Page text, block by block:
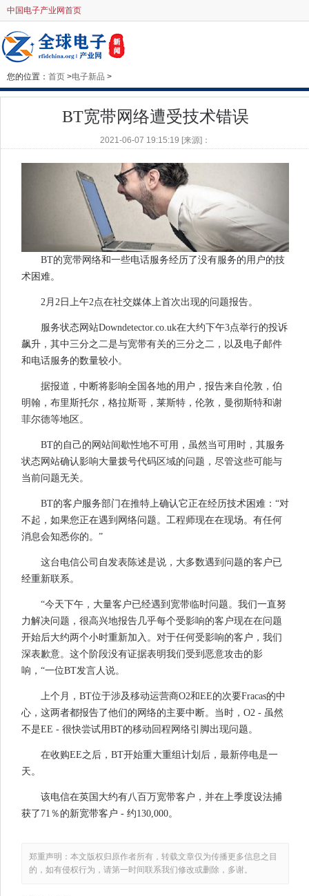
中国电子产业网首页
您的位置： 首页 >电子新品 >
BT宽带网络遭受技术错误
2021-06-07 19:15:19 [来源]：
BT的宽带网络和一些电话服务经历了没有服务的用户的技
术困难。
2月2日上午2点在社交媒体上首次出现的问题报告。
服务状态网站Downdetector.co.uk在大约下午3点举行的投诉
飙升，其中三分之二是与宽带有关的三分之二，以及电子邮件
和电话服务的数量较小。
据报道，中断将影响全国各地的用户，报告来自伦敦，伯
明翰，布里斯托尔，格拉斯哥，莱斯特，伦敦，曼彻斯特和谢
菲尔德等地区。
BT的自己的网站间歇性地不可用，虽然当可用时，其服务
状态网站确认影响大量拨号代码区域的问题，尽管这些可能与
当前问题无关。
BT的客户服务部门在推特上确认它正在经历技术困难：“对
不起，如果您正在遇到网络问题。工程师现在在现场。有任何
消息会知悉你的。”
这台电信公司自发表陈述是说，大多数遇到问题的客户已
经重新联系。
“今天下午，大量客户已经遇到宽带临时问题。我们一直努
力解决问题，很高兴地报告几乎每个受影响的客户现在在问题
开始后大约两个小时重新加入。对于任何受影响的客户，我们
深表歉意。这个阶段没有证据表明我们受到恶意攻击的影
响，“一位BT发言人说。
上个月，BT位于涉及移动运营商O2和EE的次要Fracas的中
心，这两者都报告了他们的网络的主要中断。当时，O2 - 虽然
不是EE - 很快尝试用BT的移动回程网络引脚出现问题。
在收购EE之后，BT开始重大重组计划后，最新停电是一
天。
该电信在英国大约有八百万宽带客户，并在上季度设法捕
获了71％的新宽带客户 - 约130,000。
郑重声明：本文版权归原作者所有，转载文章仅为传播更多信息之目
的，如有侵权行为，请第一时间联系我们修改或删除，多谢。